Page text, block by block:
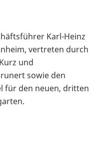
Karl-Heinz
vertreten durch
und
sowie den
für den neuen, dritten